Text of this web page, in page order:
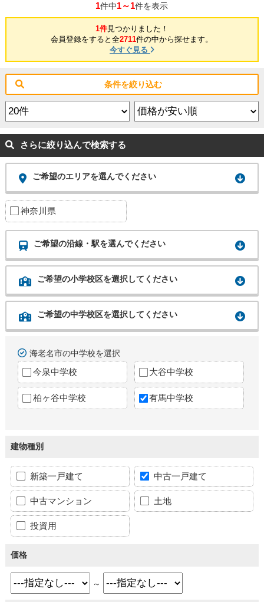
1件中1～1件を表示
1件見つかりました！
会員登録をすると全2711件の中から探せます。
今すぐ見る
条件を絞り込む
さらに絞り込んで検索する
ご希望のエリアを選んでください
神奈川県
ご希望の沿線・駅を選んでください
ご希望の小学校区を選択してください
ご希望の中学校区を選択してください
海老名市の中学校を選択
今泉中学校 大谷中学校
柏ヶ谷中学校 有馬中学校
建物種別
新築一戸建て 中古一戸建て
中古マンション 土地
投資用
価格
～